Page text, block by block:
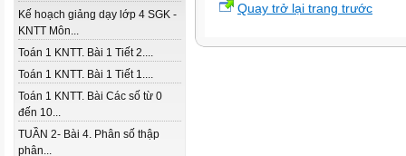
Kế hoạch giảng dạy lớp 4 SGK -
KNTT Môn...
Toán 1 KNTT. Bài 1 Tiết 2....
Toán 1 KNTT. Bài 1 Tiết 1....
Toán 1 KNTT. Bài Các số từ 0
đến 10...
TUẦN 2- Bài 4. Phân số thập
phân...
Quay trở lại trang trước